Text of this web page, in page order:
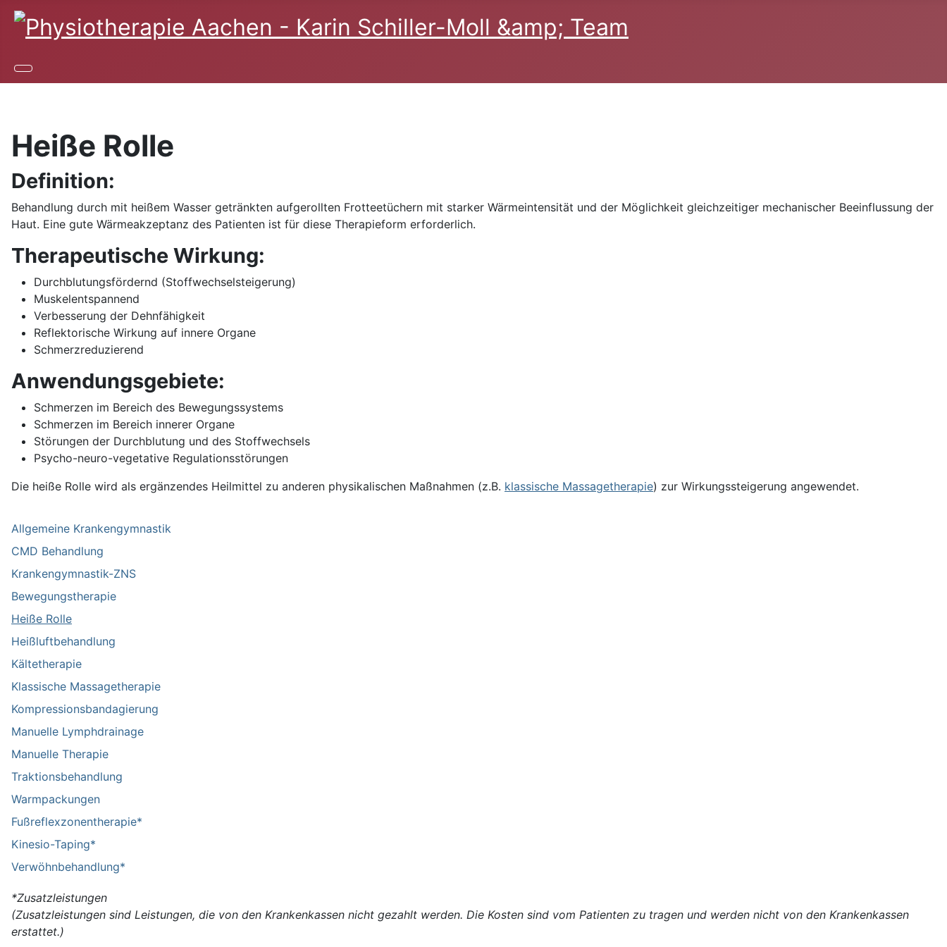
Allgemeine Krankengymnastik
CMD Behandlung
Krankengymnastik-ZNS
Bewegungstherapie
Heiße Rolle
Heißluftbehandlung
Kältetherapie
Klassische Massagetherapie
Kompressionsbandagierung
Manuelle Lymphdrainage
Manuelle Therapie
Traktionsbehandlung
Warmpackungen
Fußreflexzonentherapie*
Kinesio-Taping*
Verwöhnbehandlung*
*Zusatzleistungen
(Zusatzleistungen sind Leistungen, die von den Krankenkassen nicht gezahlt werden. Die Kosten sind vom Patienten zu tragen und werden nicht von den Krankenkassen
erstattet.)
Heiße Rolle
Definition:
Behandlung durch mit heißem Wasser getränkten aufgerollten Frotteetüchern mit starker Wärmeintensität und der Möglichkeit gleichzeitiger mechanischer Beeinflussung der
Haut. Eine gute Wärmeakzeptanz des Patienten ist für diese Therapieform erforderlich.
Therapeutische Wirkung:
Durchblutungsfördernd (Stoffwechselsteigerung)
Muskelentspannend
Verbesserung der Dehnfähigkeit
Reflektorische Wirkung auf innere Organe
Schmerzreduzierend
Anwendungsgebiete:
Schmerzen im Bereich des Bewegungssystems
Schmerzen im Bereich innerer Organe
Störungen der Durchblutung und des Stoffwechsels
Psycho-neuro-vegetative Regulationsstörungen
Die heiße Rolle wird als ergänzendes Heilmittel zu anderen physikalischen Maßnahmen (z.B. klassische Massagetherapie) zur Wirkungssteigerung angewendet.